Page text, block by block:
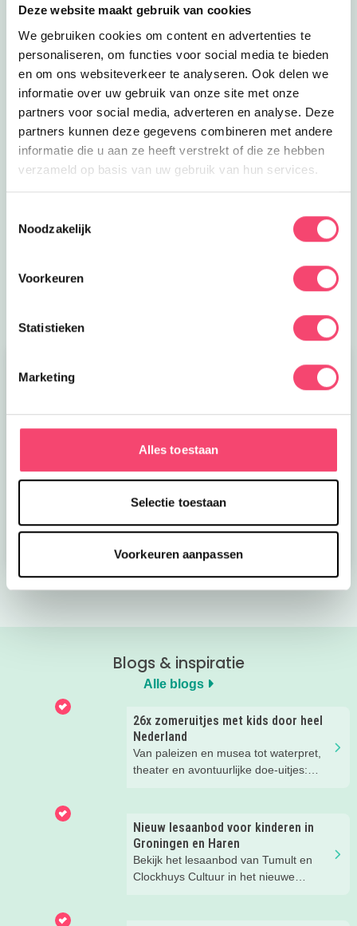
Deze website maakt gebruik van cookies
We gebruiken cookies om content en advertenties te
personaliseren, om functies voor social media te bieden
en om ons websiteverkeer te analyseren. Ook delen we
informatie over uw gebruik van onze site met onze
partners voor social media, adverteren en analyse. Deze
partners kunnen deze gegevens combineren met andere
informatie die u aan ze heeft verstrekt of die ze hebben
verzameld op basis van uw gebruik van hun services.
Noodzakelijk
Voorkeuren
Statistieken
Marketing
Alles toestaan
Selectie toestaan
Voorkeuren aanpassen
Zomertips voor jou!
zomervakantietips gratis ontvangen? Klik op de link
Meld je aan
CODA
Bekijk nu
zomerboeken voor
Bekijk nu
Blogs & inspiratie
Alle blogs
26x zomeruitjes met kids door heel
Nederland
Van paleizen en musea tot waterpret,
theater en avontuurlijke doe-uitjes:
Nieuw lesaanbod voor kinderen in
Groningen en Haren
Bekijk het lesaanbod van Tumult en
Clockhuys Cultuur in het nieuwe